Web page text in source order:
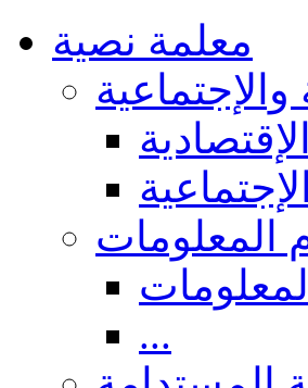
معلمة نصية
والإجتماعية
المعلومات
...